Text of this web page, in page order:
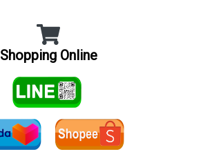
Shopping Online